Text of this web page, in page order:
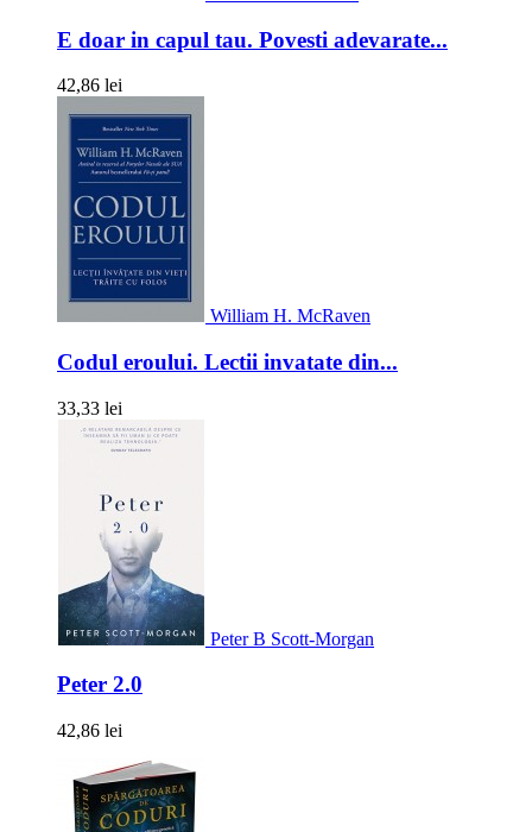
E doar in capul tau. Povesti adevarate...
42,86 lei
William H. McRaven
Codul eroului. Lectii invatate din...
33,33 lei
Peter B Scott-Morgan
Peter 2.0
42,86 lei